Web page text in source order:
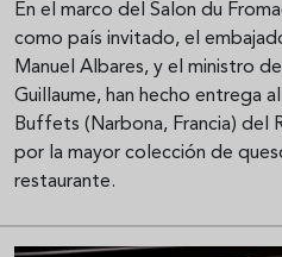
En el marco del Salon du
como país invitado, el
Manuel Albares, y el ministro
Guillaume, han hecho entrega
Buffets (Narbona, Francia) del
por la mayor colección de
restaurante.